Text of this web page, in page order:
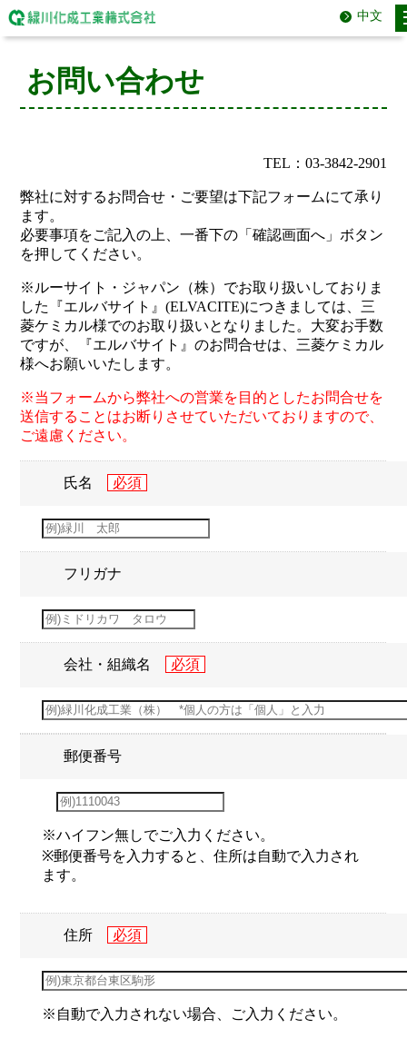
中文
お問い合わせ
TEL：03-3842-2901
弊社に対するお問合せ・ご要望は下記フォームにて承り
ます。
必要事項をご記入の上、一番下の「確認画面へ」ボタン
を押してください。
※ルーサイト・ジャパン（株）でお取り扱いしておりま
した『エルバサイト』(ELVACITE)につきましては、三
菱ケミカル様でのお取り扱いとなりました。大変お手数
ですが、『エルバサイト』のお問合せは、三菱ケミカル
様へお願いいたします。
※当フォームから弊社への営業を目的としたお問合せを
送信することはお断りさせていただいておりますので、
ご遠慮ください。
氏名
フリガナ
会社・組織名
郵便番号
※ハイフン無しでご入力ください。
※郵便番号を入力すると、住所は自動で入力され
ます。
住所
※自動で入力されない場合、ご入力ください。